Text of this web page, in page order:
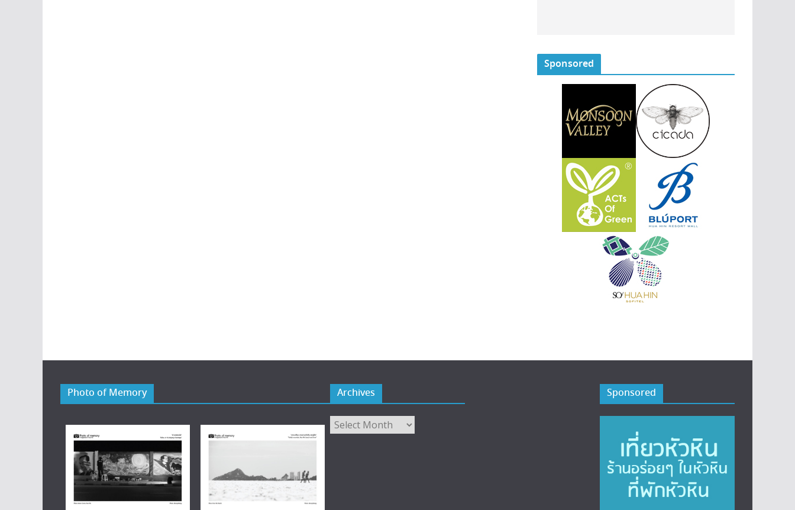
Sponsored
Photo of Memory Archives
Archives
Sponsored